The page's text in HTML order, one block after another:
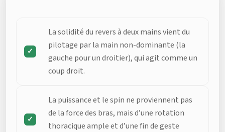
La solidité du revers à deux mains vient du
pilotage par la main non-dominante (la
gauche pour un droitier), qui agit comme un
coup droit.
La puissance et le spin ne proviennent pas
de la force des bras, mais d’une rotation
thoracique ample et d’une fin de geste